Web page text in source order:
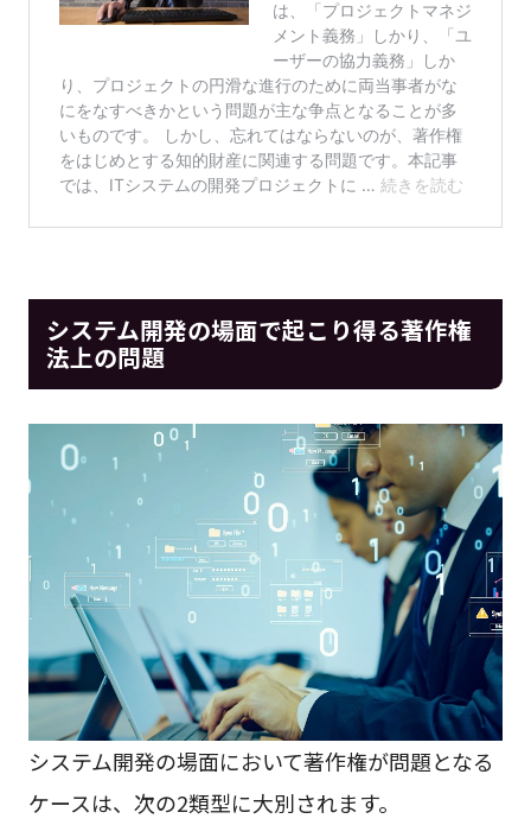
システム開発の場面で起こり得る著作権
法上の問題
システム開発の場面において著作権が問題となる
ケースは、次の2類型に大別されます。